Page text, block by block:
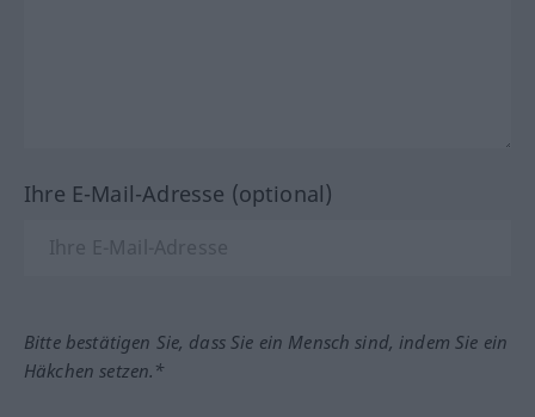
Ihre E-Mail-Adresse (optional)
Bitte bestätigen Sie, dass Sie ein Mensch sind, indem Sie ein
Häkchen setzen.*